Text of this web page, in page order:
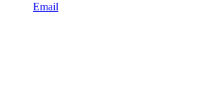
Email